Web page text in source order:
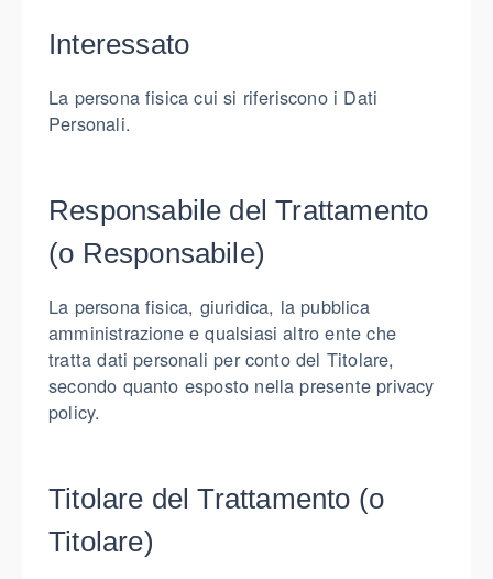
Interessato
La persona fisica cui si riferiscono i Dati
Personali.
Responsabile del Trattamento
(o Responsabile)
La persona fisica, giuridica, la pubblica
amministrazione e qualsiasi altro ente che
tratta dati personali per conto del Titolare,
secondo quanto esposto nella presente privacy
policy.
Titolare del Trattamento (o
Titolare)